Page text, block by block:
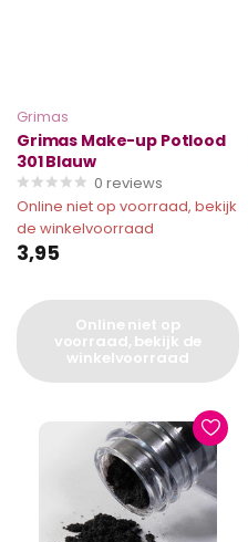
Grimas
Grimas Make-up Potlood
301 Blauw
0 reviews
Online niet op voorraad, bekijk
de winkelvoorraad
3,95
Online niet op
voorraad, bekijk de
winkelvoorraad